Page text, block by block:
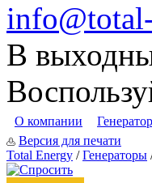
В
О компании
Версия для печати
Total Energy /Генераторы